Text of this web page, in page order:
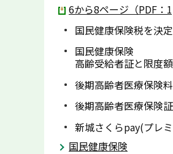
6から8ページ（PDF：
国民健康保険税を決
国民健康保険
高齢受給者証と限度
後期高齢者医療保険
後期高齢者医療保険
新城さくらpay(プレ
国民健康保険